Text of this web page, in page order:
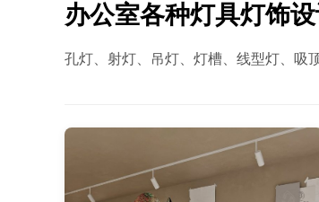
办公室各种灯具灯饰
孔灯、射灯、吊灯、灯槽、线型灯、吸